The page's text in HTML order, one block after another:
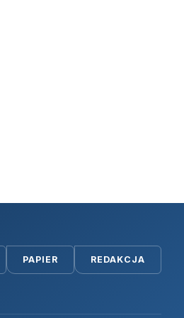
PAPIER REDAKCJA